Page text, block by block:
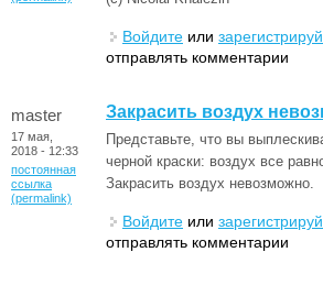
Войдите или
отправлять комментарии
master
17 мая,
2018 - 12:33
постоянная
ссылка
(permalink)
Закрасить воздух
Представьте, что вы
черной краски: воздух все
Закрасить воздух невозможно.
Войдите или
отправлять комментарии